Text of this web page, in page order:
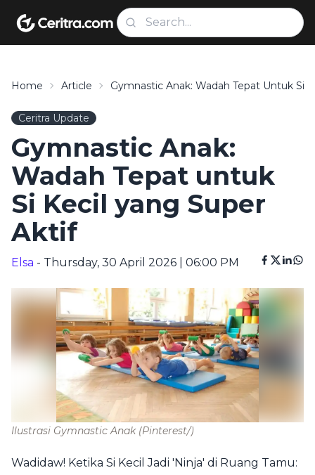
Home Article Gymnastic Anak: Wadah Tepat Untuk Si
Ceritra Update
Gymnastic Anak:
Wadah Tepat untuk
Si Kecil yang Super
Aktif
Elsa - Thursday, 30 April 2026 | 06:00 PM
Ilustrasi Gymnastic Anak (Pinterest/)
Wadidaw! Ketika Si Kecil Jadi 'Ninja' di Ruang Tamu: